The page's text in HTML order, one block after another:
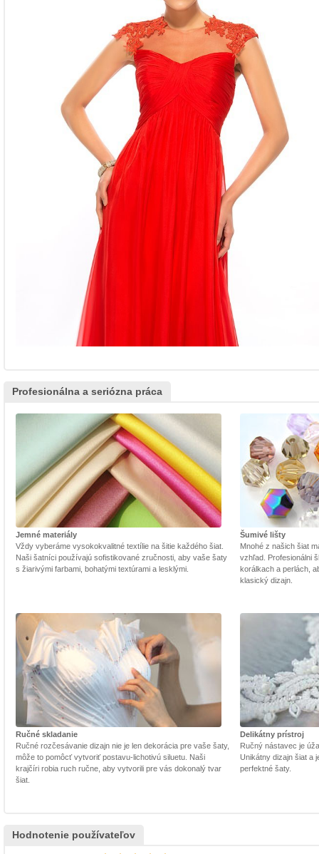
Profesionálna a seriózna práca
Jemné materiály
Vždy vyberáme vysokokvalitné textílie na šitie každého šiat.
Naši šatníci používajú sofistikované zručnosti, aby vaše šaty
s žiarivými farbami, bohatými textúrami a lesklými.
Šumivé lišty
Mnohé z našich šiat
vzhľad. Profesionálni
korálkach a perlách,
klasický dizajn.
Ručné skladanie
Ručné rozčesávanie dizajn nie je len dekorácia pre vaše šaty,
môže to pomôcť vytvoriť postavu-lichotivú siluetu. Naši
krajčíri robia ruch ručne, aby vytvorili pre vás dokonalý tvar
šiat.
Delikátny prístroj
Ručný nástavec je
Unikátny dizajn šiat a
perfektné šaty.
Hodnotenie používateľov